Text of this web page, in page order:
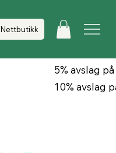
Nettbutikk
5% avslag
10% avslag